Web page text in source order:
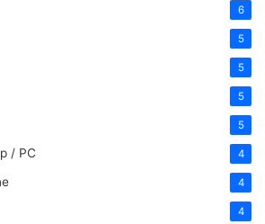
6
5
5
5
5
/ PC 4
4
4